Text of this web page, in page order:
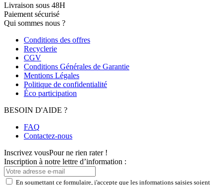
Livraison sous 48H
Paiement sécurisé
Qui sommes nous ?
Conditions des offres
Recyclerie
CGV
Conditions Générales de Garantie
Mentions Légales
Politique de confidentialité
Éco participation
BESOIN D'AIDE ?
FAQ
Contactez-nous
Inscrivez vousPour ne rien rater !
Inscription à notre lettre d’information :
En soumettant ce formulaire, j'accepte que les informations saisies soient